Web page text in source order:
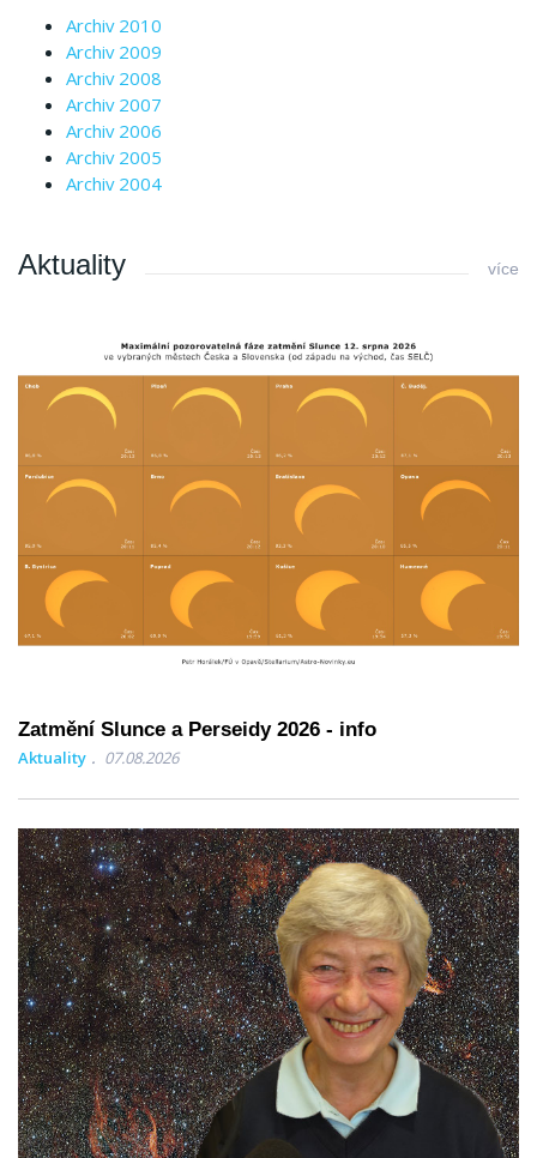
Archiv 2010
Archiv 2009
Archiv 2008
Archiv 2007
Archiv 2006
Archiv 2005
Archiv 2004
Aktuality více
Zatmění Slunce a Perseidy 2026 - info
Aktuality 07.08.2026